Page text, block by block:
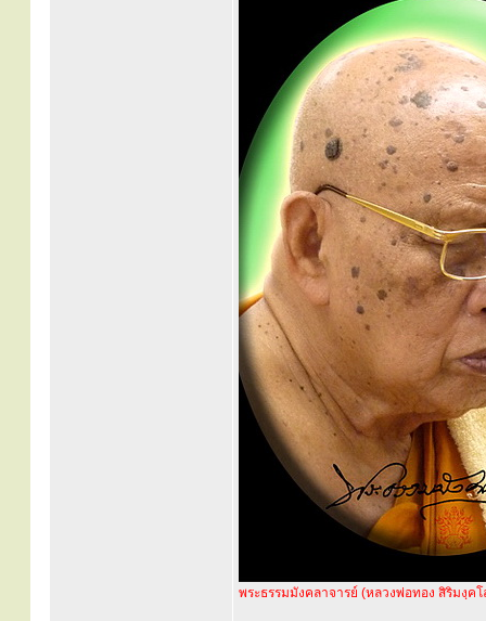
พระธรรมมังคลาจารย์ (หลวงพ่อทอง สิริมงฺคโ